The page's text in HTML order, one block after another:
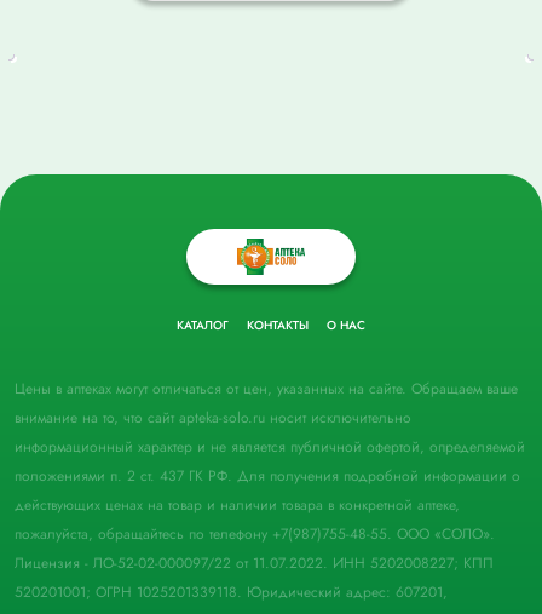
КАТАЛОГ КОНТАКТЫ О НАС
Цены в аптеках могут отличаться от цен, указанных на сайте. Обращаем ваше
внимание на то, что сайт apteka-solo.ru носит исключительно
информационный характер и не является публичной офертой, определяемой
положениями п. 2 ст. 437 ГК РФ. Для получения подробной информации о
действующих ценах на товар и наличии товара в конкретной аптеке,
пожалуйста, обращайтесь по телефону +7(987)755-48-55. ООО «СОЛО».
Лицензия - ЛО-52-02-000097/22 от 11.07.2022. ИНН 5202008227; КПП
520201001; ОГРН 1025201339118. Юридический адрес: 607201,